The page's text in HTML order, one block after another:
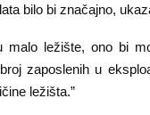
bilo bi značajno,
malo ležište, ono bi
zaposlenih u
ležišta.”